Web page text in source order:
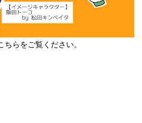
らをご覧ください。